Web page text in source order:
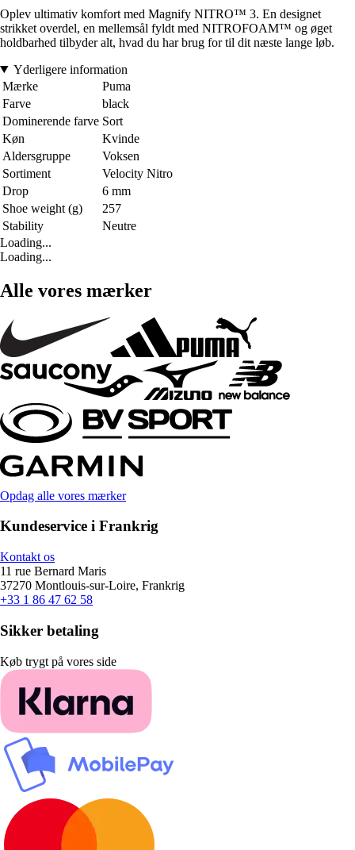
Oplev ultimativ komfort med Magnify NITRO™ 3. En designet
strikket overdel, en mellemsål fyldt med NITROFOAM™ og øget
holdbarhed tilbyder alt, hvad du har brug for til dit næste lange løb.
Yderligere information
Mærke
Puma
Farve
black
Dominerende farve Sort
Køn
Kvinde
Aldersgruppe
Voksen
Sortiment
Velocity Nitro
Drop
6 mm
Shoe weight (g)
257
Stability
Neutre
Loading...
Loading...
Alle vores mærker
Opdag alle vores mærker
Kundeservice i Frankrig
Kontakt os
11 rue Bernard Maris
37270 Montlouis-sur-Loire, Frankrig
+33 1 86 47 62 58
Sikker betaling
Køb trygt på vores side